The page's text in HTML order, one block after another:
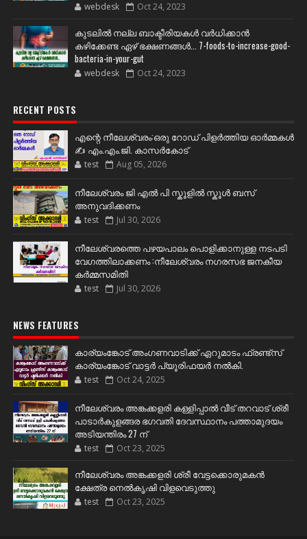
webdesk Oct 24, 2023
കുടലിൽ നല്ല ബാക്ടീരിയകൾ വര്‍ധിക്കാന്‍
കഴിക്കേണ്ട ഏഴ് ഭക്ഷണങ്ങള്‍... 7-foods-to-increase-good-
bacteria-in-your-gut
webdesk Oct 24, 2023
RECENT POSTS
എന്റെ നീലേശ്വരം:ഒരു റോഡ് പിളർത്തിയ ഓർമ്മകൾ
✍️ എം.എം.ജി. കാസർകോട്
test Aug 05, 2026
നീലേശ്വരം ജി എൽ പി സ്കൂളിൽ സ്കൂൾ ബസ്
അനുവദിക്കണം
test Jul 30, 2026
നീലേശ്വരത്തെ പഴയപാലം പൊളിക്കാനുള്ള നടപടി
വേഗത്തിലാക്കണം :നീലേശ്വരം നഗരസഭ ജനകീയ
കർമ്മസമിതി
test Jul 30, 2026
NEWS FEATURES
കാര്യംങ്കോട് അംഗണവാടിക്ക് ഏറുമാടം ഫ്രണ്ട്സ്
കാര്യംങ്കോട് വാട്ടർ പ്യൂരിഫയർ നൽകി.
test Oct 24, 2025
നീലേശ്വരം അങ്കക്കളരി കള്ളിപ്പാൽ വീട് തറവാട് ശ്രീ
പാടാർകുളങ്ങര ഭഗവതി ദേവസ്ഥാനം പത്താമുദയം
അടിയന്തിരം 27 ന്
test Oct 23, 2025
നീലേശ്വരം അങ്കക്കളരി ശ്രീ വേട്ടക്കൊരുമകൻ
ക്ഷേത്ര നെൽകൃഷി വിളവെടുത്തു
test Oct 23, 2025